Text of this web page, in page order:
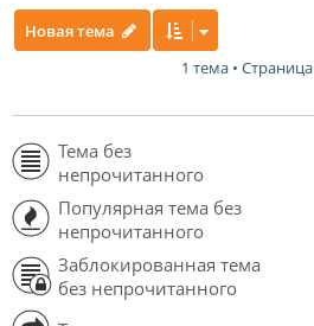
Новая тема
1 тема • Страница
Тема без
непрочитанного
Популярная тема без
непрочитанного
Заблокированная тема
без непрочитанного